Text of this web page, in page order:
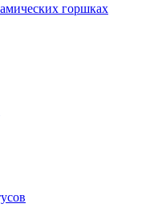
горшках